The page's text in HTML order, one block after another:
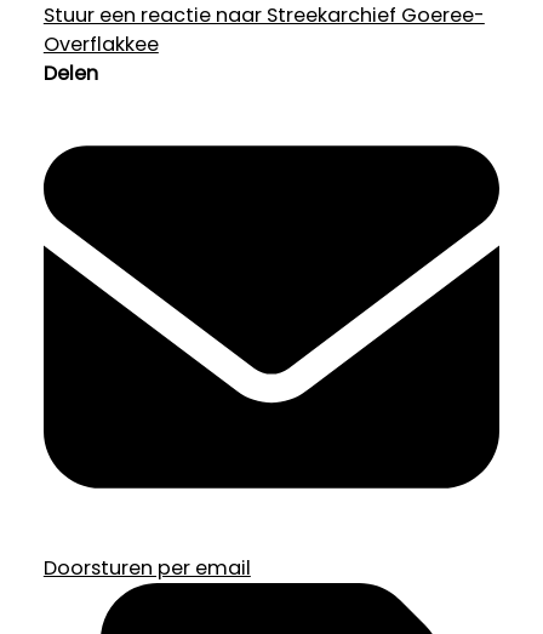
Stuur een reactie naar Streekarchief Goeree-
Overflakkee
Delen
Doorsturen per email